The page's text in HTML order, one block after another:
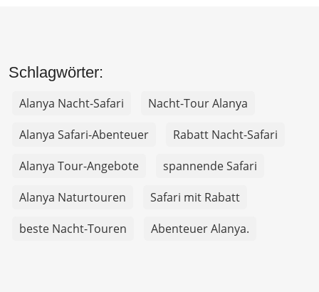
Schlagwörter:
Alanya Nacht-Safari
Nacht-Tour Alanya
Alanya Safari-Abenteuer
Rabatt Nacht-Safari
Alanya Tour-Angebote
spannende Safari
Alanya Naturtouren
Safari mit Rabatt
beste Nacht-Touren
Abenteuer Alanya.